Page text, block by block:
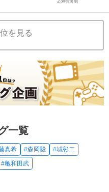
を見る
一覧
真希 #森岡毅
#城彰二
#亀和田武